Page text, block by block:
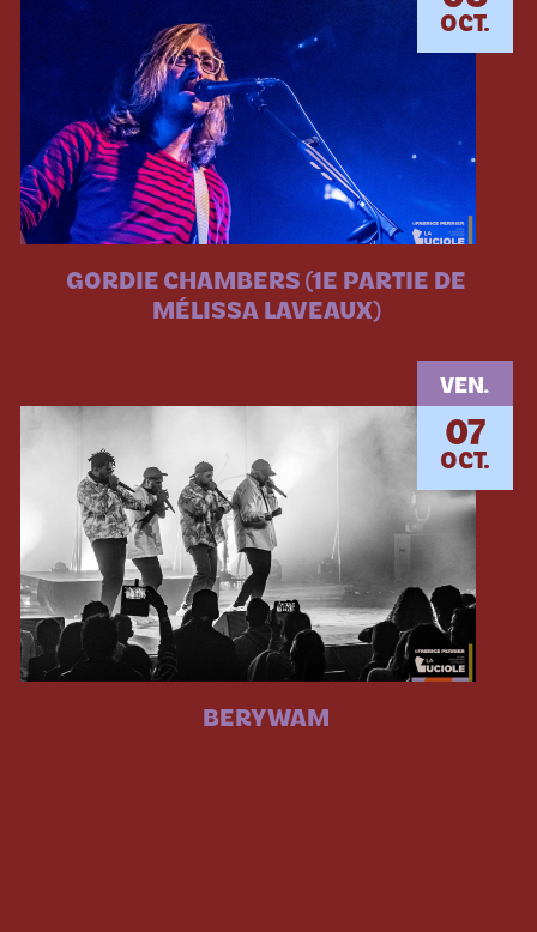
OCT.
GORDIE CHAMBERS (1E PARTIE DE
MÉLISSA LAVEAUX)
VEN.
07
OCT.
BERYWAM